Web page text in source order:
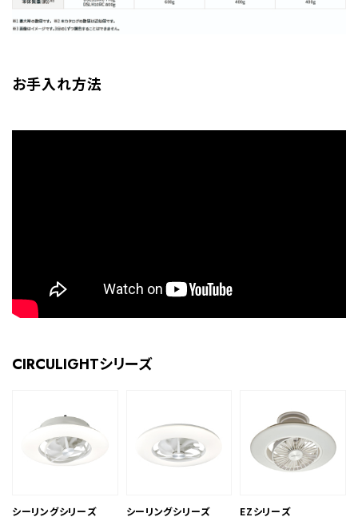
お手入れ方法
CIRCULIGHTシリーズ
シーリングシリーズ
シーリングシリーズ
EZシリーズ